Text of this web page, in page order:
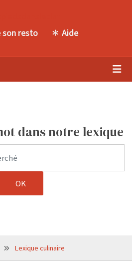
son resto Aide
dans notre lexique
Lexique culinaire